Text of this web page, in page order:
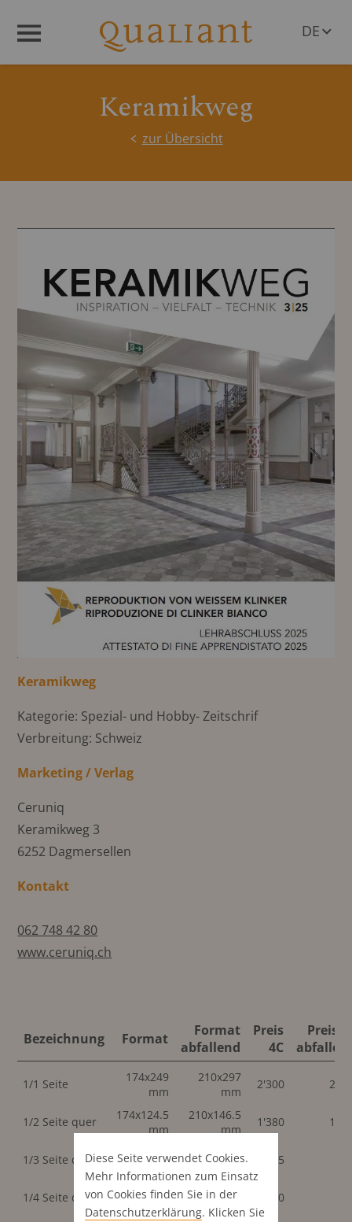
DE
Keramikweg
zur Übersicht
Keramikweg
Kategorie: Spezial- und Hobby- Zeitschrif
Verbreitung: Schweiz
Marketing / Verlag
Ceruniq
Keramikweg 3
6252 Dagmersellen
Kontakt
062 748 42 80
www.ceruniq.ch
Bezeichnung Format
Format
abfallend
Preis
4C
Preis
1/1 Seite
174x249
mm
210x297
mm
2'300
1/2 Seite quer
174x124.5
mm
210x146.5
mm
1'380
1/3 Seite quer
174x83
mm
1'035
1/4 Seite quer
174x62
mm
690
Diese Seite verwendet Cookies.
Mehr Informationen zum Einsatz
von Cookies finden Sie in der
Datenschutz­erklärung. Klicken Sie